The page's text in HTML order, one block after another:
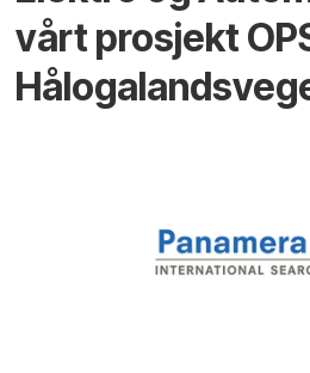
vårt prosjekt